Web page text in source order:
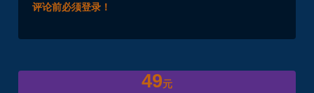
评论前必须登录！
49元